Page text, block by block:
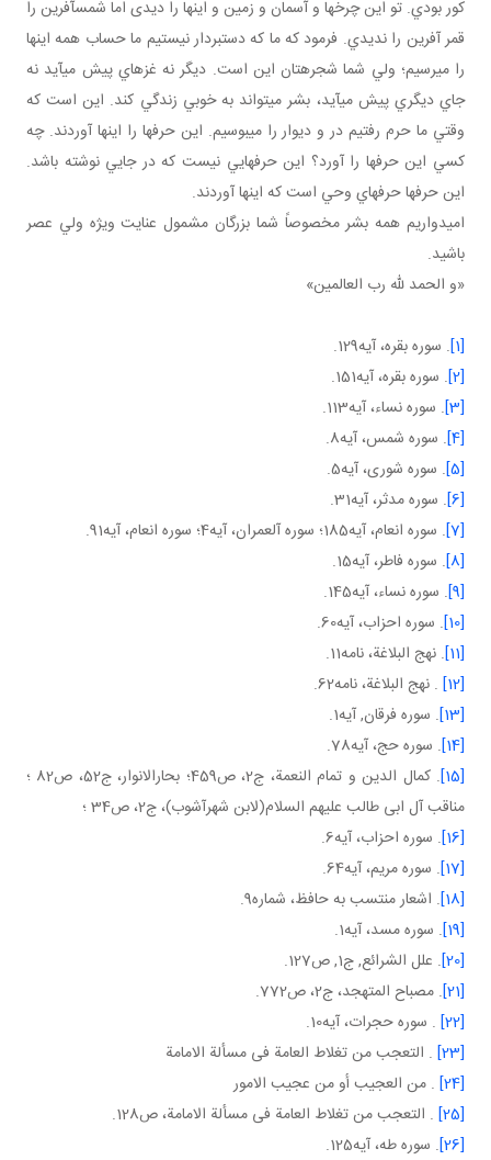
کور بودي. تو اين چرخ ها و آسمان و زمين و اينها را ديدی اما شمس آفرين را
قمر آفرين را نديدي. فرمود که ما که دست بردار نيستيم ما حساب همه اينها
را مي رسيم؛ ولي شما شجره تان اين است. ديگر نه غزه اي پيش مي آيد نه
جاي ديگري پيش مي آيد، بشر مي تواند به خوبي زندگي کند. اين است که
وقتي ما حرم رفتيم در و ديوار را مي بوسيم. اين حرف ها را اينها آوردند. چه
کسي اين حرف ها را آورد؟ اين حرف هايي نيست که در جايي نوشته باشد.
اين حرف ها حرف هاي وحي است که اينها آوردند.
اميدواريم همه بشر مخصوصاً شما بزرگان مشمول عنايت ويژه ولي عصر
باشيد.
«و الحمد لله رب العالمين»
[1] . سوره بقره، آيه129.
[2] . سوره بقره، آيه151.
[3]
. سوره نساء، آيه113.
[4] . سوره شمس، آيه8.
[5] . سوره شوری، آيه5.
[6] . سوره مدثر، آيه31.
[7] . سوره انعام، آيه185؛ سوره آل عمران، آيه4؛ سوره انعام، آيه91.
[8] . سوره فاطر، آيه15.
[9] . سوره نساء، آيه145.
[10]
. سوره احزاب، آيه60.
[11]
. نهج البلاغة، نامه11.
[12]
. نهج البلاغة، نامه62.
[13]
. سوره فرقان, آيه1.
[14]
. سوره حج، آيه78.
[15]
. کمال الدين و تمام النعمة، ج2، ص459؛ بحارالانوار، ج52، ص82 ؛
مناقب آل ابی طالب عليهم السلام(لابن شهرآشوب)، ج2، ص34 ؛
[16]
. سوره احزاب، آيه6.
[17]
. سوره مريم، آيه64.
[18]
. اشعار منتسب به حافظ، شماره9.
[19]
. سوره مسد، آيه1.
[20]
. علل الشرائع, ج1, ص127.
[21]
. مصباح المتهجد، ج‏2، ص772.
[22]
. سوره حجرات، آيه10.
[23]
. التعجب من تغلاط العامة فی مسألة الامامة
[24]
. من العجيب أو من عجيب الامور
[25]
. التعجب من تغلاط العامة فی مسألة الامامة، ص128.
[26]
. سوره طه، آيه125.